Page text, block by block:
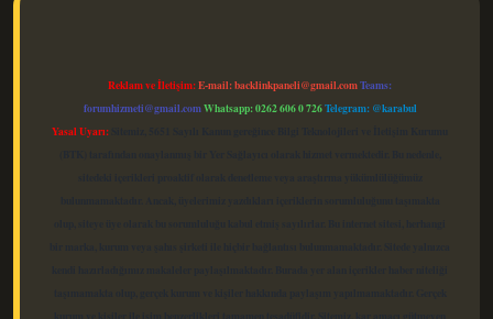
Reklam ve İletişim:E-mail:backlinkpaneli@gmail.comTeams:
forumhizmeti@gmail.comWhatsapp: 0262 606 0 726Telegram: @karabul
Yasal Uyarı: